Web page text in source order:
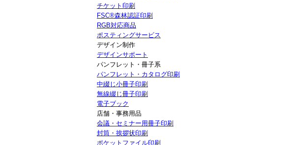
チケット印刷
FSC®森林認証印刷
RGB対応商品
ポスティングサービス
デザイン制作
デザインサポート
パンフレット・冊子系
パンフレット・カタログ印刷
中綴じ小冊子印刷
無線綴じ冊子印刷
電子ブック
店舗・事務用品
会議・セミナー用冊子印刷
封筒・挨拶状印刷
ポケットファイル印刷